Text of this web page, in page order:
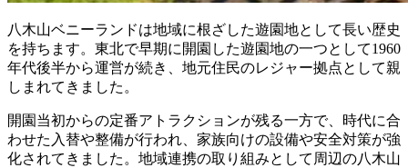
八木山ベニーランドは地域に根ざした遊園地として長い歴史
を持ちます。東北で早期に開園した遊園地の一つとして1960
年代後半から運営が続き、地元住民のレジャー拠点として親
しまれてきました。
開園当初からの定番アトラクションが残る一方で、時代に合
わせた入替や整備が行われ、家族向けの設備や安全対策が強
化されてきました。地域連携の取り組みとして周辺の八木山